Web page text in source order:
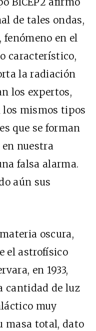
de tales ondas,
en el
característico,
la radiación
los expertos,
los mismos tipos
que se forman
nuestra
falsa alarma.
aún sus
oscura,
el astrofísico
en 1933,
cantidad de luz
muy
masa total, dato